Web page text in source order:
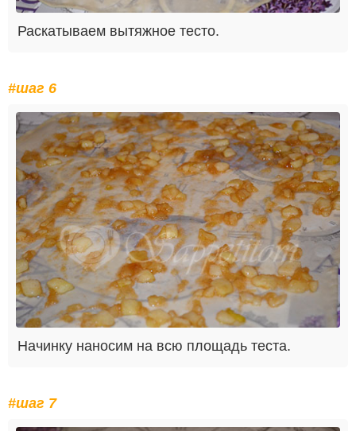
Раскатываем вытяжное тесто.
#шаг 6
Начинку наносим на всю площадь теста.
#шаг 7